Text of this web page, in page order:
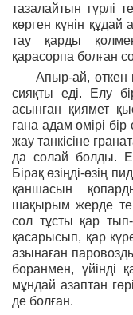
тазалайтын гүрлі
көрген күнін
тау қарды
қарасорпа болған
Апыр-ай, өткен
сияқты еді. Елу
асынған қиямет
ғана адам өмірі бір
жау танкісіне
да солай болды.
Бірақ өзіңді-өзің
қаншасын
шақырым жерде
сол тұсты қар тып-
қасарысып, қар
азынаған
боранмен, үйінді
мұндай азаптан
де болған.